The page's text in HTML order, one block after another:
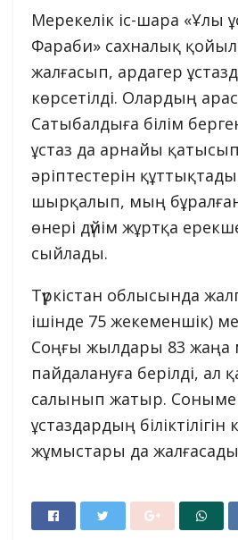
Мерекелік іс-шара «Ұлы
Фараби» сахналық
жалғасып, ардагер
көрсетілді. Олардың
Сатыбалдыға білім
ұстаз да арнайы
әріптестерін
шырқалып, мың
өнері дүйім жұртқа
сыйлады.
Түркістан облысында
ішінде 75 жекеменшік)
Соңғы жылдары 83 жаңа
пайдалануға берілді, ал
салынып жатыр.
ұстаздардың біліктілігін
жұмыстары да